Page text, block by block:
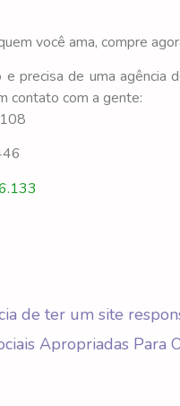
você ama, compre
precisa de uma agência
contato com a gente:
de ter um site
Apropriadas Para